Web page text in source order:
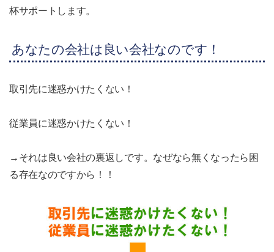
杯サポートします。
あなたの会社は良い会社なのです！
取引先に迷惑かけたくない！
従業員に迷惑かけたくない！
→それは良い会社の裏返しです。なぜなら無くなったら困
る存在なのですから！！